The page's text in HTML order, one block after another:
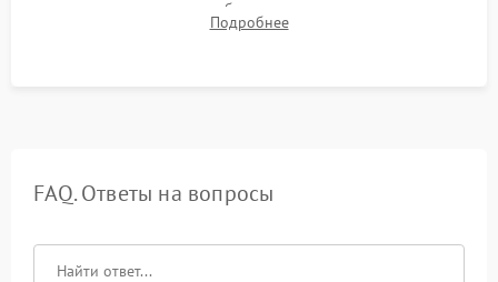
компрессора, отсутствия обмерзания стенок и корректного
срабатывания системы автоматической оттайки.
Подробнее
FAQ. Ответы на вопросы